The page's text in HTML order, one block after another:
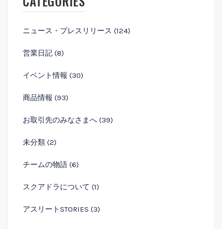
ニュース・プレスリリース (124)
営業⽇記 (8)
イベント情報 (30)
商品情報 (93)
お取引先のみなさまへ (39)
未分類 (2)
チームの物語 (6)
スクアドラについて (1)
アスリートSTORIES (3)